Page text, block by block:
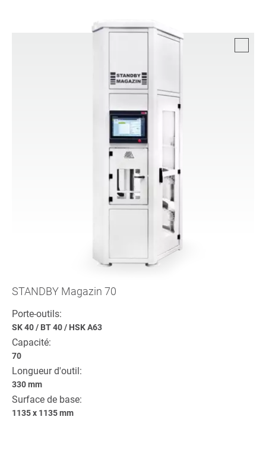
STANDBY Magazin 70
Porte-outils:
SK 40/ BT 40/ HSK A63
Capacité:
70
Longueur d'outil:
330 mm
Surface de base:
1135 x 1135 mm